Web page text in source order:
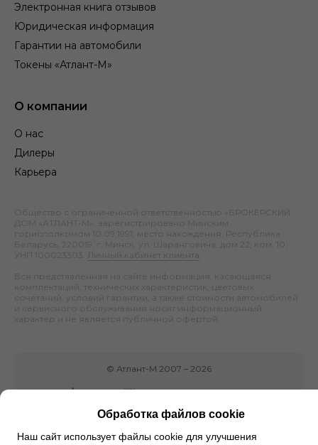
Электронная книга отзывов
Юридическая информация
Гарантии на автомобили
Токены «Атлант-М»
О компании
О нас
Дилеры
Карьера
Общество с ограниченной ответственностью «БРОКЕРСКИЙ
ДОМ «АТЛАНТ-М», зарегистрировано Минским
горисполкомом 10.09.1991; место нахождения: Республика
Беларусь, 220019, г. Минск, ул. Шаранговича, дом 22, ком. 10;
УНП 100023303.
Личный кабинет клиента
Вся представленная на сайте информация, касающаяся
комплектаций, технических характеристик, цветовых
сочетаний, условий гарантии, а также стоимости автомобилей
и сервисного обслуживания носит информационный
характер и не является публичной офертой.
© Атлант-М 2007 – 2026
Обработка файлов cookie
Наш сайт использует файлы cookie для улучшения